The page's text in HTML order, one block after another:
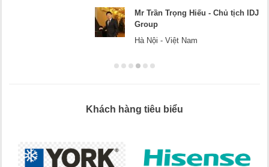
Mr Trần Trọng Hiếu - Chủ tịch IDJ
Group
Hà Nội - Việt Nam
Khách hàng tiêu biểu